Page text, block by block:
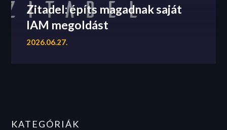
Zitadel: építs magadnak saját
IAM megoldást
2026.06.27.
KATEGÓRIÁK